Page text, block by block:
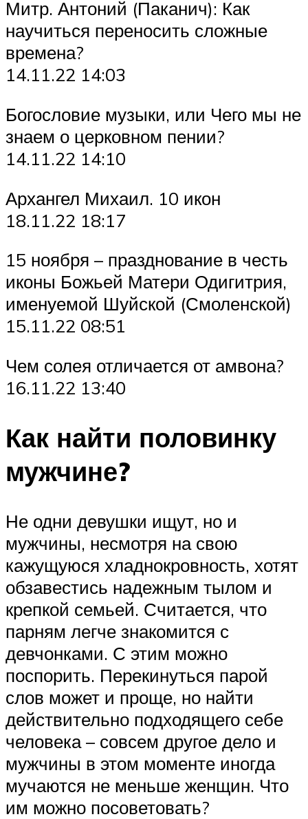
Митр. Антоний (Паканич): Как
научиться переносить сложные
времена?
14.11.22 14:03
Богословие музыки, или Чего мы не
знаем о церковном пении?
14.11.22 14:10
Архангел Михаил. 10 икон
18.11.22 18:17
15 ноября – празднование в честь
иконы Божьей Матери Одигитрия,
именуемой Шуйской (Смоленской)
15.11.22 08:51
Чем солея отличается от амвона?
16.11.22 13:40
Как найти половинку
мужчине?
Не одни девушки ищут, но и
мужчины, несмотря на свою
кажущуюся хладнокровность, хотят
обзавестись надежным тылом и
крепкой семьей. Считается, что
парням легче знакомится с
девчонками. С этим можно
поспорить. Перекинуться парой
слов может и проще, но найти
действительно подходящего себе
человека – совсем другое дело и
мужчины в этом моменте иногда
мучаются не меньше женщин. Что
им можно посоветовать?